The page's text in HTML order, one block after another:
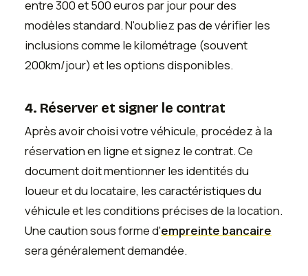
entre 300 et 500 euros par jour pour des
modèles standard. N'oubliez pas de vérifier les
inclusions comme le kilométrage (souvent
200km/jour) et les options disponibles.
4. Réserver et signer le contrat
Après avoir choisi votre véhicule, procédez à la
réservation en ligne et signez le contrat. Ce
document doit mentionner les identités du
loueur et du locataire, les caractéristiques du
véhicule et les conditions précises de la location.
Une caution sous forme d'empreinte bancaire
sera généralement demandée.